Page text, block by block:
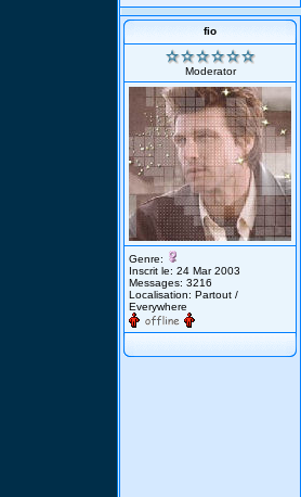
fio
Moderator
Genre:
Inscrit le: 24 Mar 2003
Messages: 3216
Localisation: Partout /
Everywhere